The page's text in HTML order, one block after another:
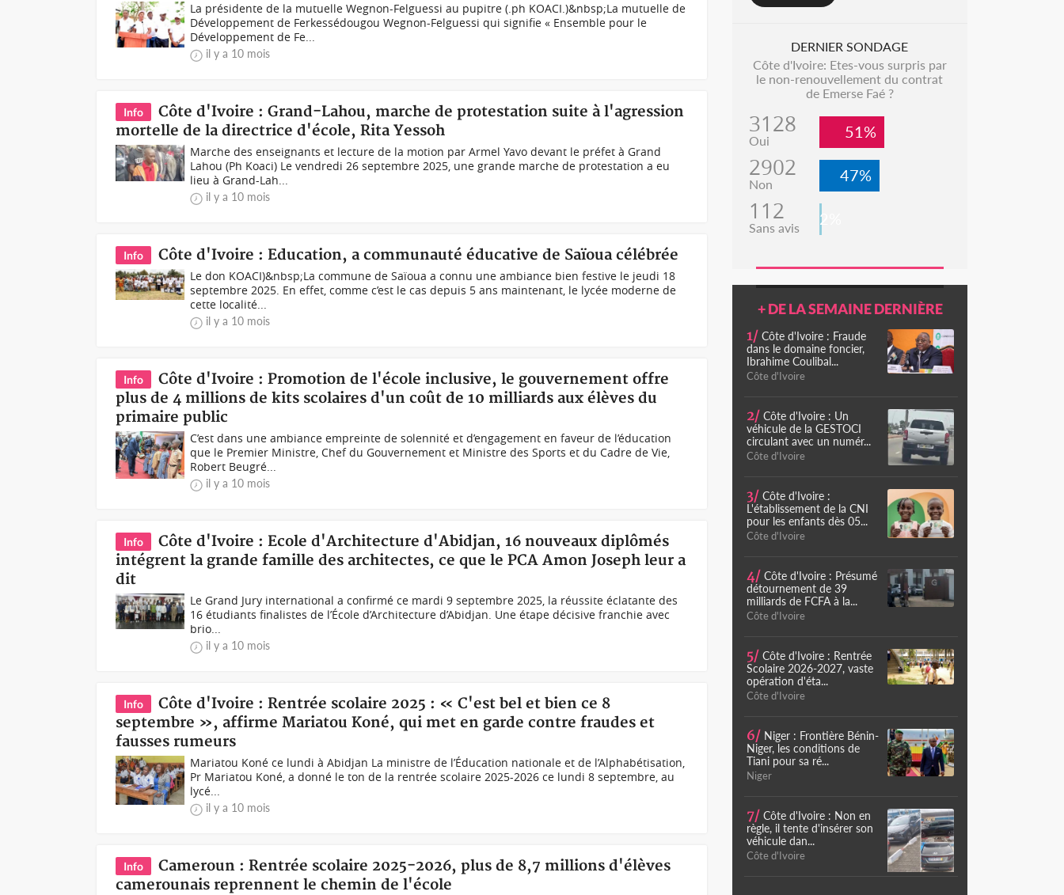
La présidente de la mutuelle Wegnon-Felguessi au pupitre (.ph KOACI.)&nbsp;La mutuelle de
Développement de Ferkessédougou Wegnon-Felguessi qui signifie « Ensemble pour le
Développement de Fe...
il y a 10 mois
Info
Côte d'Ivoire : Grand-Lahou, marche de protestation suite à l'agression
mortelle de la directrice d'école, Rita Yessoh
Marche des enseignants et lecture de la motion par Armel Yavo devant le préfet à Grand
Lahou (Ph Koaci) Le vendredi 26 septembre 2025, une grande marche de protestation a eu
lieu à Grand-Lah...
il y a 10 mois
Info Côte d'Ivoire : Education, a communauté éducative de Saïoua célébrée
Le don KOACI)&nbsp;La commune de Saïoua a connu une ambiance bien festive le jeudi 18
septembre 2025. En effet, comme c’est le cas depuis 5 ans maintenant, le lycée moderne de
cette localité...
il y a 10 mois
Info
Côte d'Ivoire : Promotion de l'école inclusive, le gouvernement offre
plus de 4 millions de kits scolaires d'un coût de 10 milliards aux élèves du
primaire public
C’est dans une ambiance empreinte de solennité et d’engagement en faveur de l’éducation
que le Premier Ministre, Chef du Gouvernement et Ministre des Sports et du Cadre de Vie,
Robert Beugré...
il y a 10 mois
Info
Côte d'Ivoire : Ecole d'Architecture d'Abidjan, 16 nouveaux diplômés
intégrent la grande famille des architectes, ce que le PCA Amon Joseph leur a
dit
Le Grand Jury international a confirmé ce mardi 9 septembre 2025, la réussite éclatante des
16 étudiants finalistes de l’École d’Architecture d’Abidjan. Une étape décisive franchie avec
brio...
il y a 10 mois
Info
Côte d'Ivoire : Rentrée scolaire 2025 : « C'est bel et bien ce 8
septembre », affirme Mariatou Koné, qui met en garde contre fraudes et
fausses rumeurs
Mariatou Koné ce lundi à Abidjan La ministre de l’Éducation nationale et de l’Alphabétisation,
Pr Mariatou Koné, a donné le ton de la rentrée scolaire 2025-2026 ce lundi 8 septembre, au
lycé...
il y a 10 mois
Info
Cameroun : Rentrée scolaire 2025-2026, plus de 8,7 millions d'élèves
camerounais reprennent le chemin de l'école
DERNIER SONDAGE
Côte d'Ivoire: Etes-vous surpris par
le non-renouvellement du contrat
de Emerse Faé ?
3128
Oui 51%
2902
Non 47%
112
Sans avis 2%
+ DE LA SEMAINE DERNIÈRE
1/ Côte d'Ivoire : Fraude
dans le domaine foncier,
Ibrahime Coulibal...
Côte d'Ivoire
2/ Côte d'Ivoire : Un
véhicule de la GESTOCI
circulant avec un numér...
Côte d'Ivoire
3/ Côte d'Ivoire :
L'établissement de la CNI
pour les enfants dès 05...
Côte d'Ivoire
4/ Côte d'Ivoire : Présumé
détournement de 39
milliards de FCFA à la...
Côte d'Ivoire
5/ Côte d'Ivoire : Rentrée
Scolaire 2026-2027, vaste
opération d'éta...
Côte d'Ivoire
6/ Niger : Frontière Bénin-
Niger, les conditions de
Tiani pour sa ré...
Niger
7/ Côte d'Ivoire : Non en
règle, il tente d'insérer son
véhicule dan...
Côte d'Ivoire